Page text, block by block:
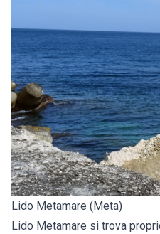
Lido Metamare (Meta)
Lido Metamare si trova